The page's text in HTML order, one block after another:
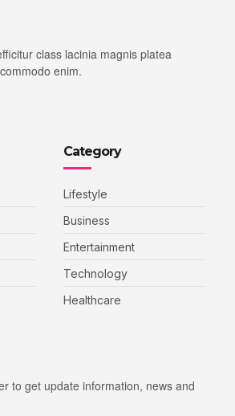
class lacinia magnis platea
enim.
Category
Lifestyle
Business
Entertainment
Technology
Healthcare
to get update information, news and